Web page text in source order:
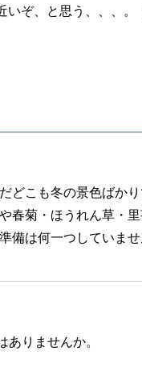
いぞ、と思う、、、。
どこも冬の景色ばかり
春菊・ほうれん草・
備は何一つしていませ
ありませんか。